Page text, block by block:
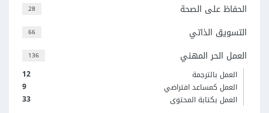
28 الحفاظ على الصحة
66 التسويق الذاتي
136 العمل الحر المهني
12
العمل بالترجمة
9
العمل كمساعد افتراضي
33
العمل بكتابة المحتوى